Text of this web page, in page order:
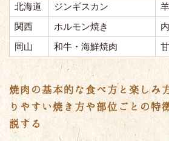
北海道
ジンギスカン
関西
ホルモン焼き
岡山
和牛・海鮮焼肉
焼肉の基本的な食べ方と楽しみ
りやすい焼き方や部位ごとの特
説する